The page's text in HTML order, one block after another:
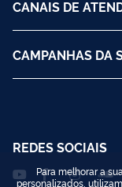
CANAIS DE
CAMPANHAS DA
REDES SOCIAIS
Para melhorar a
personalizados,